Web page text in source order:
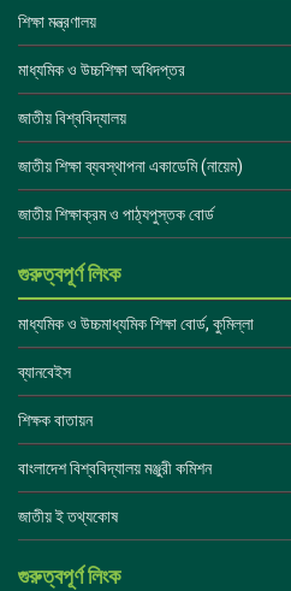
শিক্ষা মন্ত্রণালয়
মাধ্যমিক ও উচ্চশিক্ষা অধিদপ্তর
জাতীয় বিশ্ববিদ্যালয়
জাতীয় শিক্ষা ব্যবস্থাপনা একাডেমি (নায়েম)
জাতীয় শিক্ষাক্রম ও পাঠ্যপুস্তক বোর্ড
গুরুত্বপূর্ণ লিংক
মাধ্যমিক ও উচ্চমাধ্যমিক শিক্ষা বোর্ড, কুমিল্লা
ব্যানবেইস
শিক্ষক বাতায়ন
বাংলাদেশ বিশ্ববিদ্যালয় মঞ্জুরী কমিশন
জাতীয় ই তথ্যকোষ
গুরুত্বপূর্ণ লিংক